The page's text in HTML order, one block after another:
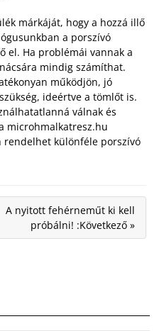
márkáját, hogy a hozzá illő
a porszívó
el. Ha problémái vannak a
mindig számíthat.
működjön, jó
ideértve a tömlőt is.
válnak és
microhmalkatresz.hu
rendelhet különféle porszívó
A nyitott fehérneműt ki kell
próbálni! :Következő »